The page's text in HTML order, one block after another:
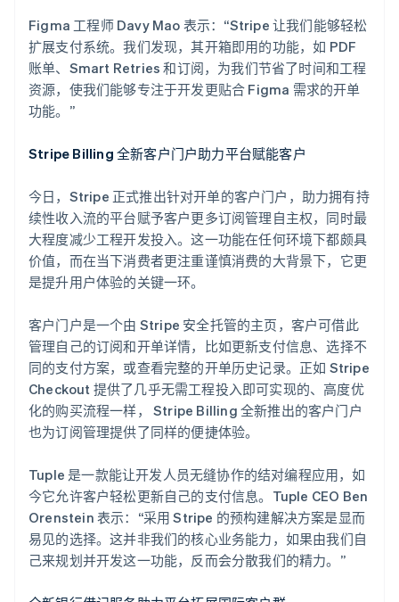
Figma 工程师 Davy Mao 表示：“Stripe 让我们能够轻松
扩展支付系统。我们发现，其开箱即用的功能，如 PDF
账单、Smart Retries 和订阅，为我们节省了时间和工程
资源，使我们能够专注于开发更贴合 Figma 需求的开单
功能。”
Stripe Billing 全新客户门户助力平台赋能客户
今日，Stripe 正式推出针对开单的客户门户，助力拥有持
续性收入流的平台赋予客户更多订阅管理自主权，同时最
大程度减少工程开发投入。这一功能在任何环境下都颇具
价值，而在当下消费者更注重谨慎消费的大背景下，它更
是提升用户体验的关键一环。
客户门户是一个由 Stripe 安全托管的主页，客户可借此
管理自己的订阅和开单详情，比如更新支付信息、选择不
同的支付方案，或查看完整的开单历史记录。正如 Stripe
Checkout 提供了几乎无需工程投入即可实现的、高度优
化的购买流程一样， Stripe Billing 全新推出的客户门户
也为订阅管理提供了同样的便捷体验。
Tuple 是一款能让开发人员无缝协作的结对编程应用，如
今它允许客户轻松更新自己的支付信息。Tuple CEO Ben
Orenstein 表示：“采用 Stripe 的预构建解决方案是显而
易见的选择。这并非我们的核心业务能力，如果由我们自
己来规划并开发这一功能，反而会分散我们的精力。”
FrançaisEnglish
芬兰
EnglishSvenska
荷兰
Nederlands
捷克
克罗地亚
EnglishItaliano
拉脱维亚
English
立陶宛
English
Deutsch English
卢森堡
Français Deutsch English
罗马尼亚
English
马尔他
English
美国
EnglishEspañol简体中文
墨西哥
EspañolEnglish
挪威
葡萄牙